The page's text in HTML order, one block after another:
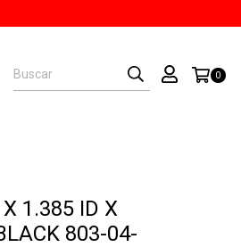
0
X 1.385 ID X
803-04-